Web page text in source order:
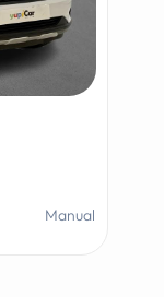
Manual